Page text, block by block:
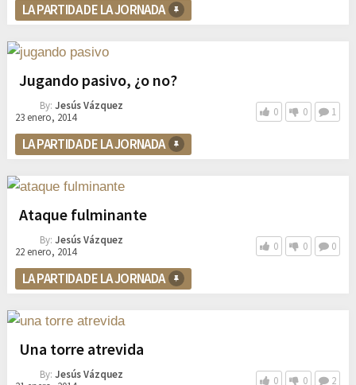
LA PARTIDA DE LA JORNADA
Jugando pasivo, ¿o no?
By: Jesús Vázquez
23 enero, 2014
0 0 1
LA PARTIDA DE LA JORNADA
Ataque fulminante
By: Jesús Vázquez
22 enero, 2014
0 0 0
LA PARTIDA DE LA JORNADA
Una torre atrevida
By: Jesús Vázquez
0 0 2